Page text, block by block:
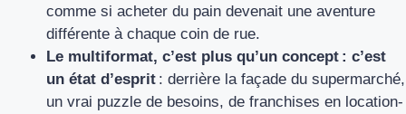
comme si acheter du pain devenait une aventure
différente à chaque coin de rue.
Le multiformat, c’est plus qu’un concept : c’est
un état d’esprit : derrière la façade du supermarché,
un vrai puzzle de besoins, de franchises en location-